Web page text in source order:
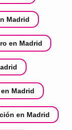
Madrid
en Madrid
Madrid
en Madrid